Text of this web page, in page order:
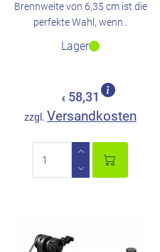
Brennweite von 6,35 cm ist die
perfekte Wahl, wenn..
Lager
€ 58,31
zzgl. Versandkosten